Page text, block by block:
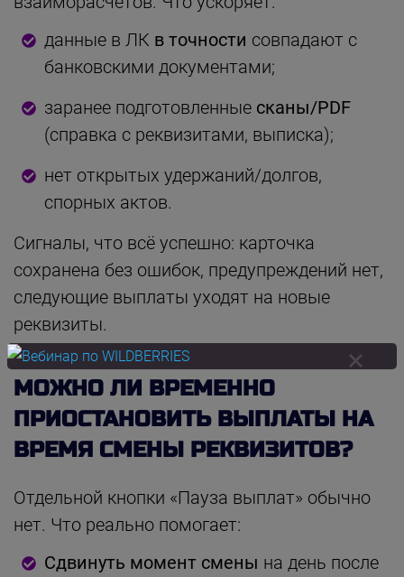
данные в ЛК в точности совпадают с
банковскими документами;
заранее подготовленные сканы/PDF
(справка с реквизитами, выписка);
нет открытых удержаний/долгов,
спорных актов.
Сигналы, что всё успешно: карточка
сохранена без ошибок, предупреждений нет,
следующие выплаты уходят на новые
реквизиты.
МОЖНО ЛИ ВРЕМЕННО
ПРИОСТАНОВИТЬ ВЫПЛАТЫ НА
ВРЕМЯ СМЕНЫ РЕКВИЗИТОВ?
Отдельной кнопки «Пауза выплат» обычно
нет. Что реально помогает:
Сдвинуть момент смены на день после